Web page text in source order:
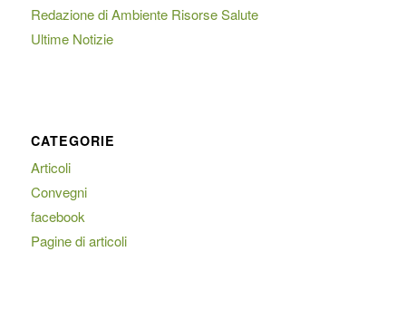
Redazione di Ambiente Risorse Salute
Ultime Notizie
CATEGORIE
Articoli
Convegni
facebook
Pagine di articoli